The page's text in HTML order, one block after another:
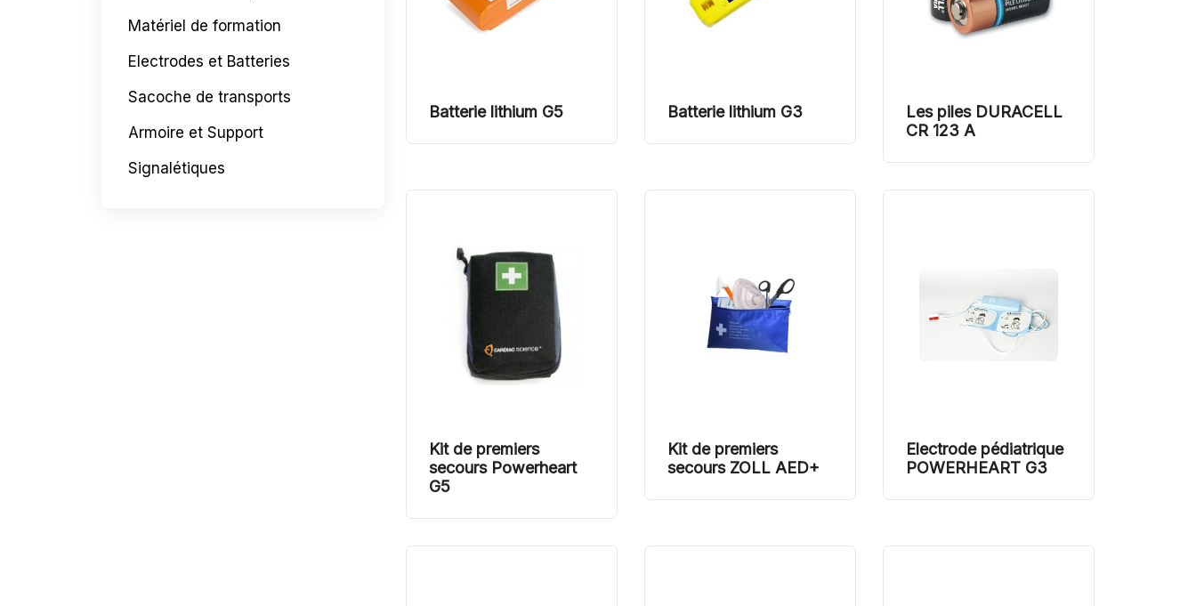
Batterie lithium G5 Batterie lithium G3
Les piles DURACELL
CR 123 A
Kit de premiers
secours Powerheart
G5
Kit de premiers
secours ZOLL AED+
Electrode pédiatrique
POWERHEART G3
Matériel de formation
Electrodes et Batteries
Sacoche de transports
Armoire et Support
Signalétiques